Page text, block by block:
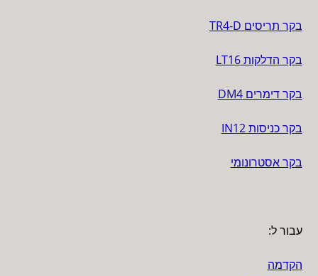
בקר תריסים TR4-D
בקר הדלקות LT16
בקר דימרים DM4
בקר כניסות IN12
בקר אסטרונומי
עבור ל:
הקדמה